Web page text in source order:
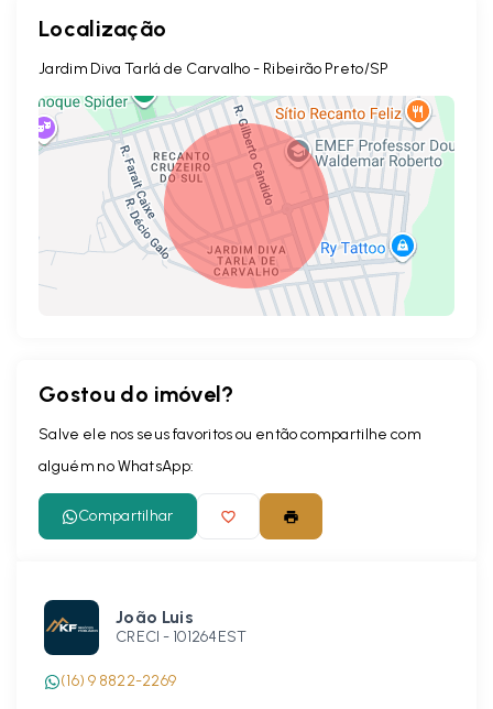
Localização
Jardim Diva Tarlá de Carvalho - Ribeirão Preto/SP
Gostou do imóvel?
Salve ele nos seus favoritos ou então compartilhe com
alguém no WhatsApp:
Compartilhar
João Luis
CRECI - 101264EST
(16) 9 8822-2269